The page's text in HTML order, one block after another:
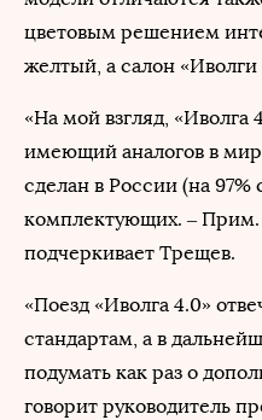
цветовым решением
желтый, а салон
«На мой взгляд, «Иволга
имеющий аналогов в
сделан в России (на 97%
комплектующих. – Прим.
подчеркивает Трещев.
«Поезд «Иволга 4.0»
стандартам, а в
подумать как раз о
говорит руководитель